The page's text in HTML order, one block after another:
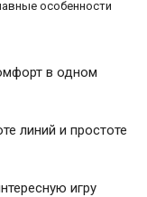
особенности
в одном
линий и простоте
игру